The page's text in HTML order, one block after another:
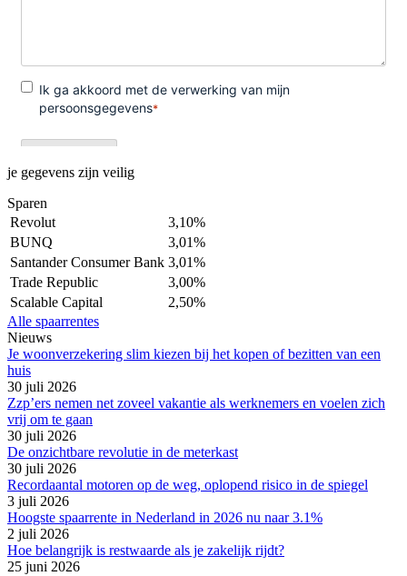
je gegevens zijn veilig
Sparen
Revolut
3,10%
BUNQ
3,01%
Santander Consumer Bank 3,01%
Trade Republic
3,00%
Scalable Capital
2,50%
Alle spaarrentes
Nieuws
Je woonverzekering slim kiezen bij het kopen of bezitten van een
huis
30 juli 2026
Zzp’ers nemen net zoveel vakantie als werknemers en voelen zich
vrij om te gaan
30 juli 2026
De onzichtbare revolutie in de meterkast
30 juli 2026
Recordaantal motoren op de weg, oplopend risico in de spiegel
3 juli 2026
Hoogste spaarrente in Nederland in 2026 nu naar 3.1%
2 juli 2026
Hoe belangrijk is restwaarde als je zakelijk rijdt?
25 juni 2026